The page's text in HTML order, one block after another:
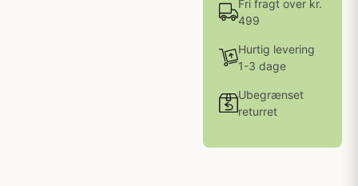
Fri fragt over kr.
499
Hurtig levering
1-3 dage
Ubegrænset
returret